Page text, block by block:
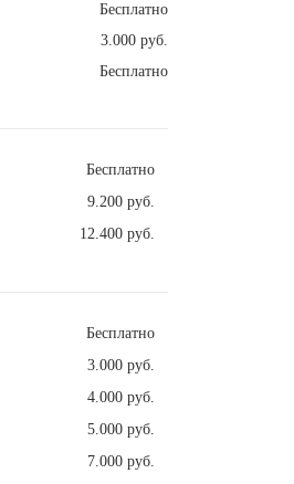
Бесплатно
3.000 руб.
Бесплатно
Бесплатно
9.200 руб.
12.400 руб.
Бесплатно
3.000 руб.
4.000 руб.
5.000 руб.
7.000 руб.